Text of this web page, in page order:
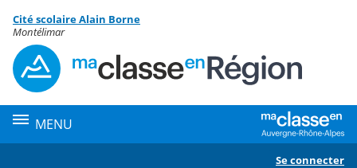
Menu de la rubrique
Contenu
Cité scolaire Alain Borne
Montélimar
MENU
Se connecter